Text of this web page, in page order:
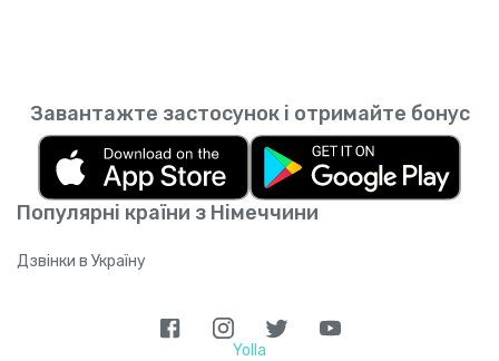
Популярні країни з Німеччини
Дзвінки в Україну
Завантажте застосунок і отримайте бонус
Yolla